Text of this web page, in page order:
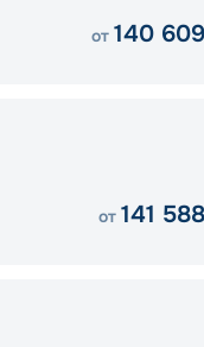
от 140 609
от 141 588